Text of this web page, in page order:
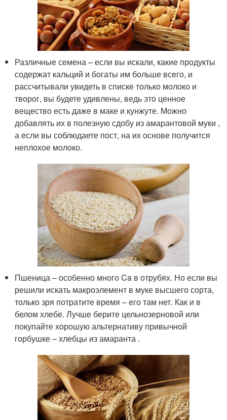
Различные семена – если вы искали, какие продукты
содержат кальций и богаты им больше всего, и
рассчитывали увидеть в списке только молоко и
творог, вы будете удивлены, ведь это ценное
вещество есть даже в маке и кунжуте. Можно
добавлять их в полезную сдобу из амарантовой муки ,
а если вы соблюдаете пост, на их основе получится
неплохое молоко.
Пшеница – особенно много Ca в отрубях. Но если вы
решили искать макроэлемент в муке высшего сорта,
только зря потратите время – его там нет. Как и в
белом хлебе. Лучше берите цельнозерновой или
покупайте хорошую альтернативу привычной
горбушке – хлебцы из амаранта .